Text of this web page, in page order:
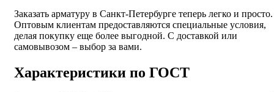
Заказать арматуру в Санкт-Петербурге теперь легко и просто.
Оптовым клиентам предоставляются специальные условия,
делая покупку еще более выгодной. С доставкой или
самовывозом – выбор за вами.
Характеристики по ГОСТ